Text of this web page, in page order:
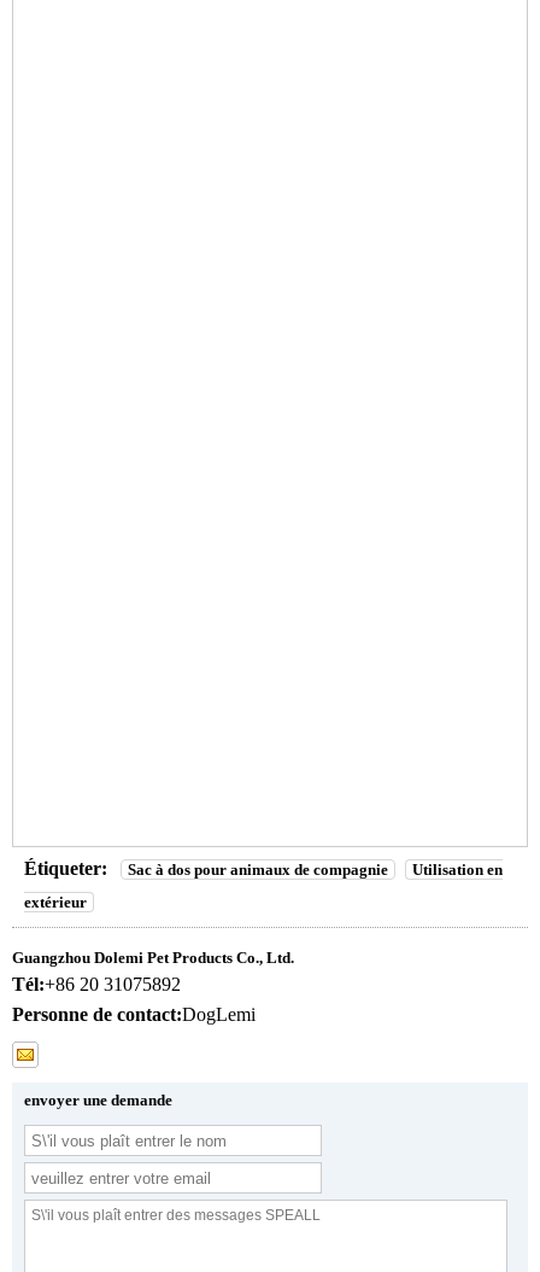
Étiqueter: Sac à dos pour animaux de compagnie
Utilisation en
extérieur
Guangzhou Dolemi Pet Products Co., Ltd.
Tél:+86 20 31075892
Personne de contact:DogLemi
envoyer une demande